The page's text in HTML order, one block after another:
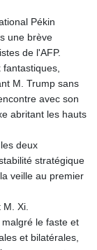
Pékin
une brève
de l'AFP.
fantastiques,
M. Trump sans
avec son
abritant les hauts
deux
stratégique
veille au premier
M. Xi.
le faste et
et bilatérales,